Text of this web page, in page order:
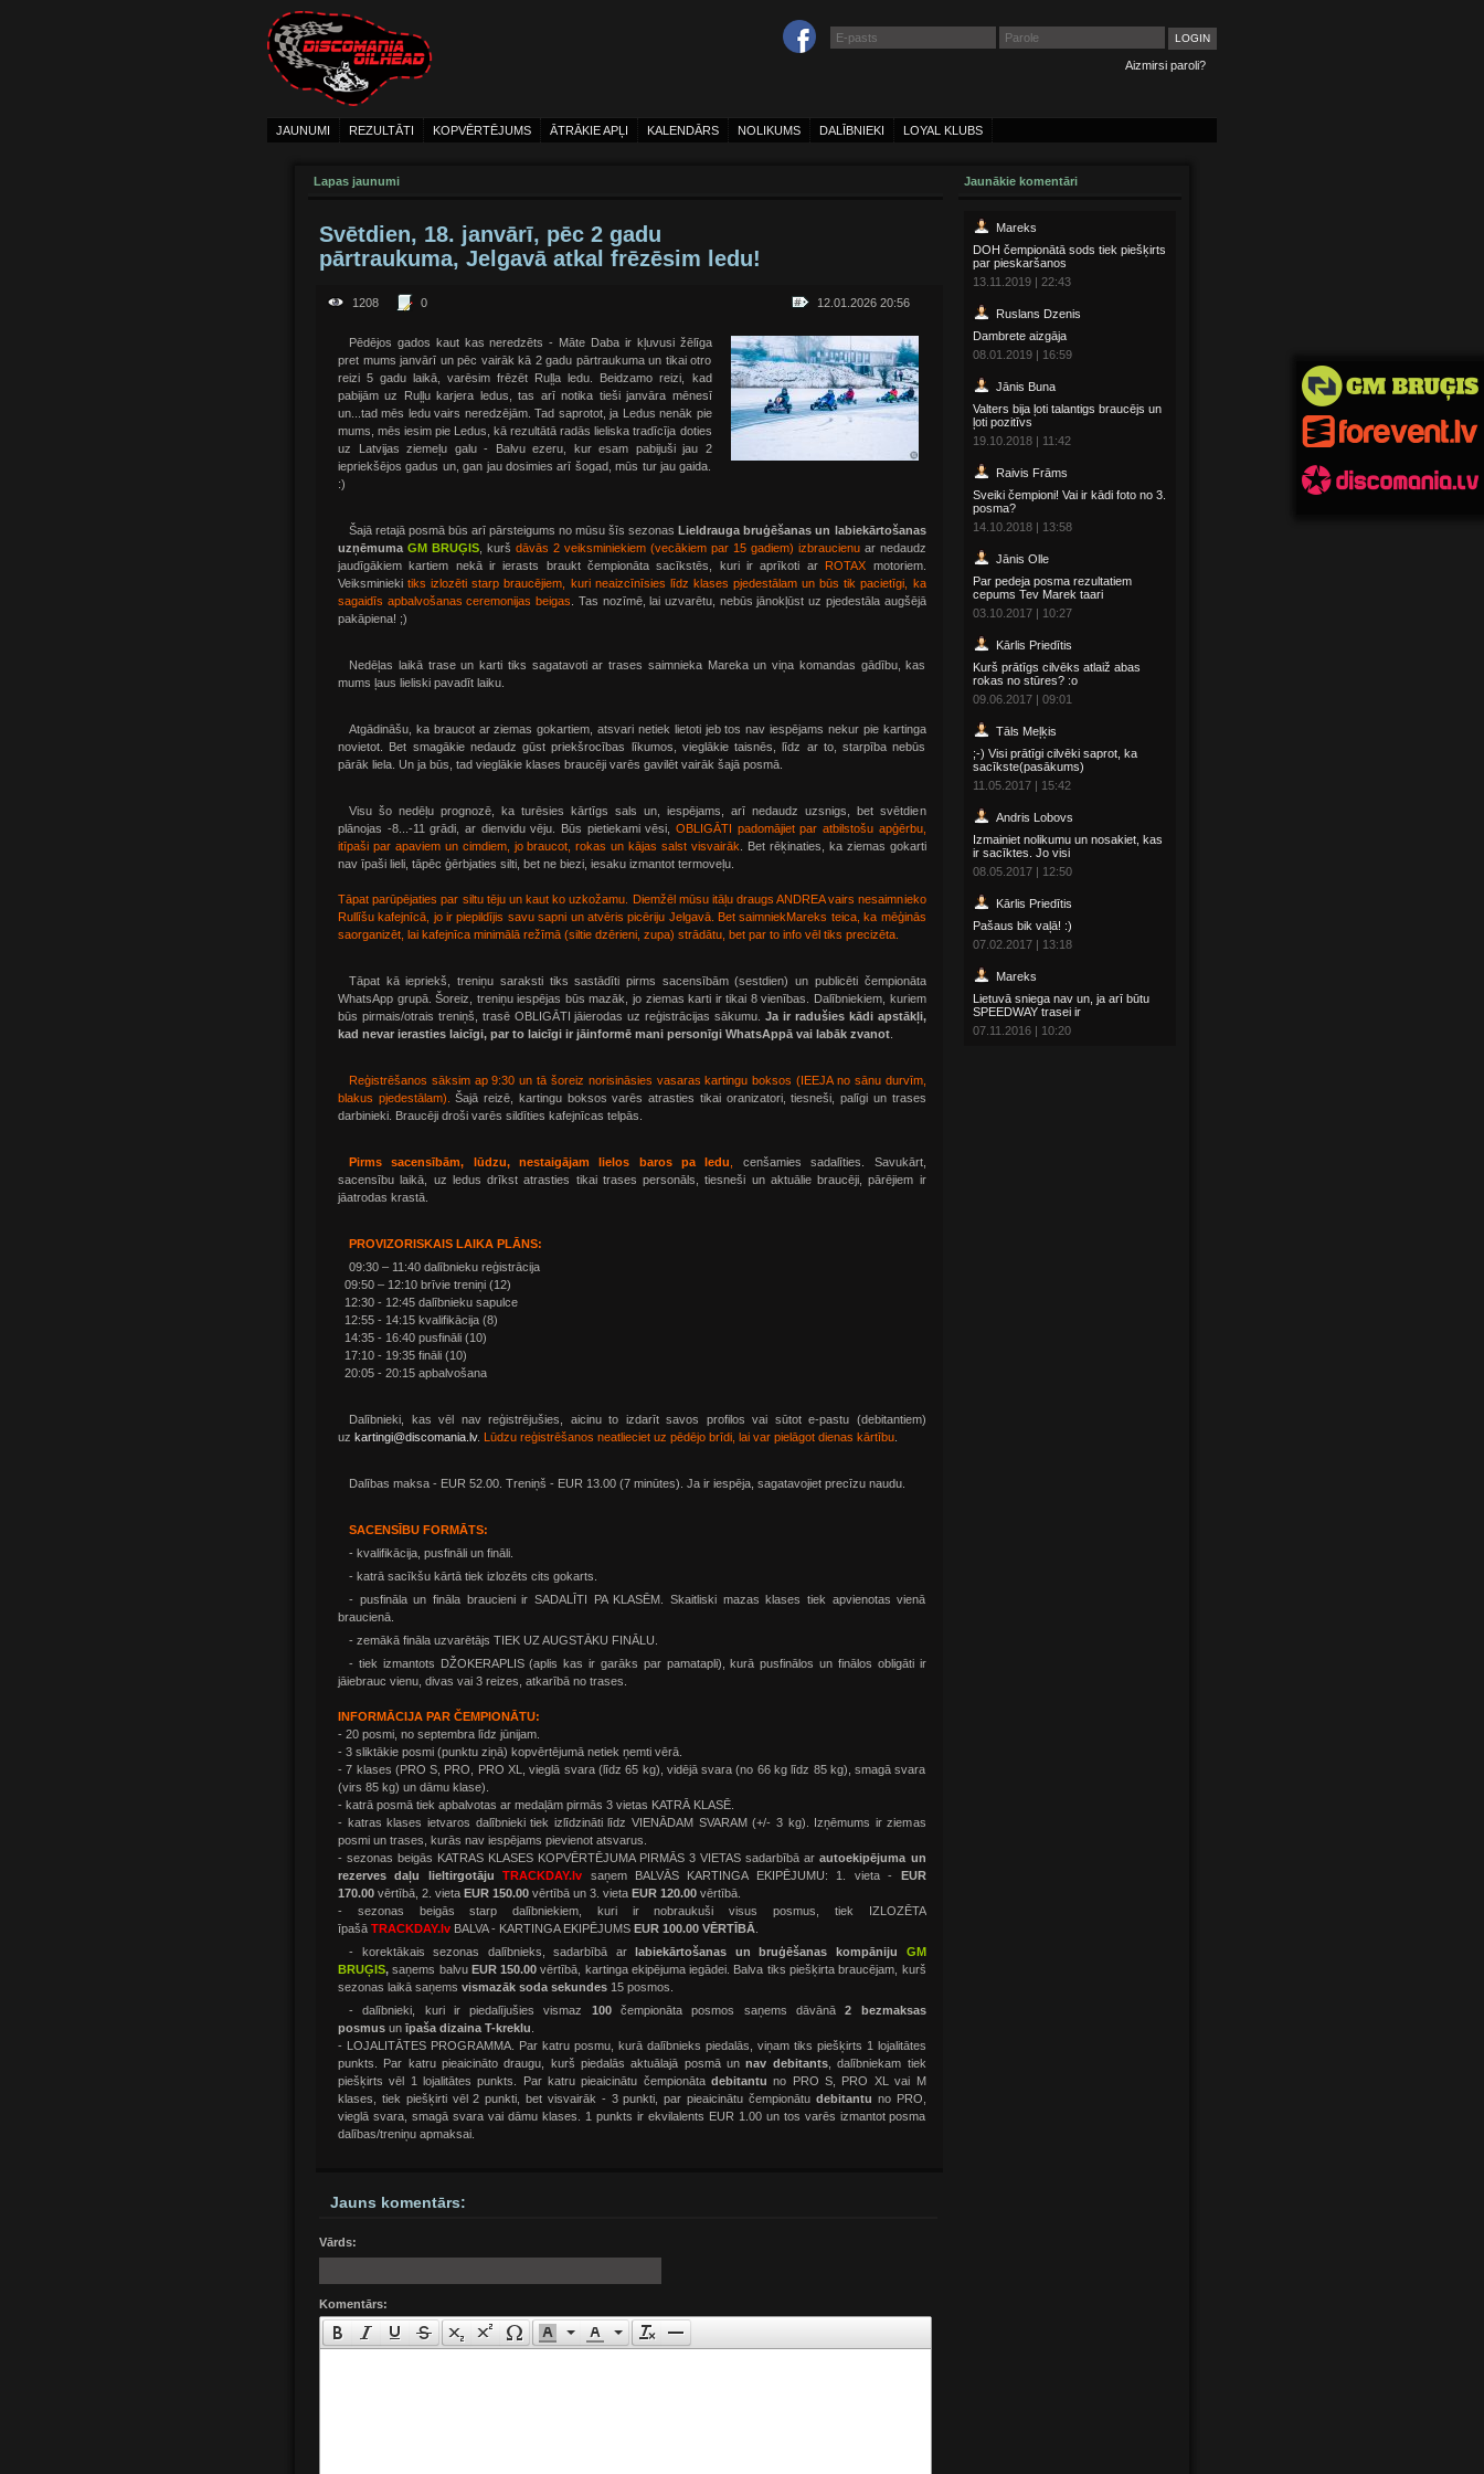
Aizmirsi paroli?
JAUNUMI REZULTĀTI KOPVĒRTĒJUMS ĀTRĀKIE APĻI KALENDĀRS NOLIKUMS DALĪBNIEKI LOYAL KLUBS
Jaunākie komentāri
Mareks
DOH čempionātā sods tiek piešķirts
par pieskaršanos
13.11.2019 | 22:43
Ruslans Dzenis
Dambrete aizgāja
08.01.2019 | 16:59
Jānis Buna
Valters bija ļoti talantigs braucējs un
ļoti pozitīvs
19.10.2018 | 11:42
Raivis Frāms
Sveiki čempioni! Vai ir kādi foto no 3.
posma?
14.10.2018 | 13:58
Jānis Olle
Par pedeja posma rezultatiem
cepums Tev Marek taari
03.10.2017 | 10:27
Kārlis Priedītis
Kurš prātīgs cilvēks atlaiž abas
rokas no stūres? :o
09.06.2017 | 09:01
Tāls Meļķis
;-) Visi prātīgi cilvēki saprot, ka
sacīkste(pasākums)
11.05.2017 | 15:42
Andris Lobovs
Izmainiet nolikumu un nosakiet, kas
ir sacīktes. Jo visi
08.05.2017 | 12:50
Kārlis Priedītis
Pašaus bik vaļā! :)
07.02.2017 | 13:18
Mareks
Lietuvā sniega nav un, ja arī būtu
SPEEDWAY trasei ir
07.11.2016 | 10:20
Lapas jaunumi
Svētdien, 18. janvārī, pēc 2 gadu
pārtraukuma, Jelgavā atkal frēzēsim ledu!
12.01.2026 20:56
1208 0
Pēdējos gados kaut kas neredzēts - Māte Daba ir kļuvusi žēlīga
pret mums janvārī un pēc vairāk kā 2 gadu pārtraukuma un tikai otro
reizi 5 gadu laikā, varēsim frēzēt Ruļļa ledu. Beidzamo reizi, kad
pabijām uz Ruļļu karjera ledus, tas arī notika tieši janvāra mēnesī
un...tad mēs ledu vairs neredzējām. Tad saprotot, ja Ledus nenāk pie
mums, mēs iesim pie Ledus, kā rezultātā radās lieliska tradīcīja doties
uz Latvijas ziemeļu galu - Balvu ezeru, kur esam pabijuši jau 2
iepriekšējos gadus un, gan jau dosimies arī šogad, mūs tur jau gaida.
:)
Šajā retajā posmā būs arī pārsteigums no mūsu šīs sezonas Lieldrauga bruģēšanas un labiekārtošanas
uzņēmuma GM BRUĢIS, kurš dāvās 2 veiksminiekiem (vecākiem par 15 gadiem) izbraucienuar nedaudz
jaudīgākiem kartiem nekā ir ierasts braukt čempionāta sacīkstēs, kuri ir aprīkoti ar
ROTAX motoriem.
Veiksminiekitiks izlozēti starp braucējiem, kuri neaizcīnīsies līdz klases pjedestālam un būs tik pacietīgi, ka
sagaidīs apbalvošanas ceremonijas beigas . Tas nozīmē, lai uzvarētu, nebūs jānokļūst uz pjedestāla augšējā
pakāpiena! ;)
Nedēļas laikā trase un karti tiks sagatavoti ar trases saimnieka Mareka un viņa komandas gādību, kas
mums ļaus lieliski pavadīt laiku.
Atgādināšu, ka braucot ar ziemas gokartiem, atsvari netiek lietoti jeb tos nav iespējams nekur pie kartinga
novietot. Bet smagākie nedaudz gūst priekšrocības līkumos, vieglākie taisnēs, līdz ar to, starpība nebūs
pārāk liela. Un ja būs, tad vieglākie klases braucēji varēs gavilēt vairāk šajā posmā.
Visu šo nedēļu prognozē, ka turēsies kārtīgs sals un, iespējams, arī nedaudz uzsnigs, bet svētdien
plānojas -8...-11 grādi, ar dienvidu vēju. Būs pietiekami vēsi, OBLIGĀTI padomājiet par atbilstošu apģērbu,
itīpaši par apaviem un cimdiem, jo braucot, rokas un kājas salst visvairāk . Bet rēķinaties, ka ziemas gokarti
nav īpaši lieli, tāpēc ģērbjaties silti, bet ne biezi, iesaku izmantot termoveļu.
Tāpat parūpējaties par siltu tēju un kaut ko uzkožamu. Diemžēl mūsu itāļu draugs ANDREA vairs nesaimnieko
Rullīšu kafejnīcā, jo ir piepildījis savu sapni un atvēris picēriju Jelgavā. Bet saimniekMareks teica, ka mēģinās
saorganizēt, lai kafejnīca minimālā režīmā (siltie dzērieni, zupa) strādātu, bet par to info vēl tiks precizēta.
Tāpat kā iepriekš, treniņu saraksti tiks sastādīti pirms sacensībām (sestdien) un publicēti čempionāta
WhatsApp grupā. Šoreiz, treniņu iespējas būs mazāk, jo ziemas karti ir tikai 8 vienības. Dalībniekiem, kuriem
būs pirmais/otrais treniņš, trasē OBLIGĀTI jāierodas uz reģistrācijas sākumu. Ja ir radušies kādi apstākļi,
kad nevar ierasties laicīgi, par to laicīgi ir jāinformē mani personīgi WhatsAppā vai labāk zvanot
Reģistrēšanos sāksim ap 9:30 un tā šoreiz norisināsies vasaras kartingu boksos (IEEJA no sānu durvīm,
blakus pjedestālam).
Šajā reizē, kartingu boksos varēs atrasties tikai oranizatori, tiesneši, palīgi un trases
darbinieki. Braucēji droši varēs sildīties kafejnīcas telpās.
Pirms sacensībām, lūdzu, nestaigājam lielos baros pa ledu
cenšamies sadalīties. Savukārt,
sacensību laikā, uz ledus drīkst atrasties tikai trases personāls, tiesneši un aktuālie braucēji, pārējiem ir
jāatrodas krastā.
PROVIZORISKAIS LAIKA PLĀNS:
09:30 – 11:40 dalībnieku reģistrācija
09:50 – 12:10 brīvie treniņi (12)
12:30 - 12:45 dalībnieku sapulce
12:55 - 14:15 kvalifikācija (8)
14:35 - 16:40 pusfināli (10)
17:10 - 19:35 fināli (10)
20:05 - 20:15 apbalvošana
Dalībnieki, kas vēl nav reģistrējušies, aicinu to izdarīt savos profilos vai sūtot e-pastu (debitantiem)
uz kartingi@discomania.lv. Lūdzu reģistrēšanos neatlieciet uz pēdējo brīdi, lai var pielāgot dienas kārtību
Dalības maksa - EUR 52.00. Treniņš - EUR 13.00 (7 minūtes). Ja ir iespēja, sagatavojiet precīzu naudu.
SACENSĪBU FORMĀTS:
- kvalifikācija, pusfināli un fināli.
- katrā sacīkšu kārtā tiek izlozēts cits gokarts.
- pusfināla un fināla braucieni ir SADALĪTI PA KLASĒM. Skaitliski mazas klases tiek apvienotas vienā
braucienā.
- zemākā fināla uzvarētājs TIEK UZ AUGSTĀKU FINĀLU.
- tiek izmantots DŽOKERAPLIS (aplis kas ir garāks par pamatapli), kurā pusfinālos un finālos obligāti ir
jāiebrauc vienu, divas vai 3 reizes, atkarībā no trases.
INFORMĀCIJA PAR ČEMPIONĀTU:
- 20 posmi, no septembra līdz jūnijam.
- 3 sliktākie posmi (punktu ziņā) kopvērtējumā netiek ņemti vērā.
- 7 klases (PRO S, PRO, PRO XL, vieglā svara (līdz 65 kg), vidējā svara (no 66 kg līdz 85 kg), smagā svara
(virs 85 kg) un dāmu klase).
- katrā posmā tiek apbalvotas ar medaļām pirmās 3 vietas KATRĀ KLASĒ.
- katras klases ietvaros dalībnieki tiek izlīdzināti līdz VIENĀDAM SVARAM (+/- 3 kg). Izņēmums ir ziemas
posmi un trases, kurās nav iespējams pievienot atsvarus.
- sezonas beigās KATRAS KLASES KOPVĒRTĒJUMA PIRMĀS 3 VIETAS sadarbībā arautoekipējuma un
rezerves daļu lieltirgotāju
TRACKDAY.lv saņem BALVĀS KARTINGA EKIPĒJUMU: 1. vieta -
EUR
170.00 vērtībā, 2. vieta EUR 150.00 vērtībā un 3. vieta EUR 120.00 vērtībā.
- sezonas beigās starp dalībniekiem, kuri ir nobraukuši visus posmus, tiek IZLOZĒTA
īpašā TRACKDAY.lv BALVA - KARTINGA EKIPĒJUMS EUR 100.00 VĒRTĪBĀ
-
korektākais sezonas dalībnieks, sadarbībā ar labiekārtošanas un bruģēšanas kompāniju
GM
BRUĢIS, saņems balvuEUR150.00vērtībā, kartinga ekipējuma iegādei. Balva tiks piešķirta braucējam, kurš
sezonas laikā saņems vismazāk soda sekundes 15 posmos.
- dalībnieki, kuri ir piedalījušies vismaz 100čempionāta posmos saņems dāvānā2 bezmaksas
posmus un īpaša dizaina T-kreklu
- LOJALITĀTES PROGRAMMA. Par katru posmu, kurā dalībnieks piedalās, viņam tiks piešķirts 1 lojalitātes
punkts. Par katru pieaicināto draugu, kurš piedalās aktuālajā posmā unnav debitants, dalībniekam tiek
piešķirts vēl 1 lojalitātes punkts. Par katru pieaicinātu čempionātadebitantu no PRO S, PRO XL vai M
klases, tiek piešķirti vēl 2 punkti, bet visvairāk - 3 punkti, par pieaicinātu čempionātu debitantu no PRO,
vieglā svara, smagā svara vai dāmu klases. 1 punkts ir ekvilalents EUR 1.00 un tos varēs izmantot posma
dalības/treniņu apmaksai.
Jauns komentārs:
Vārds:
Komentārs: